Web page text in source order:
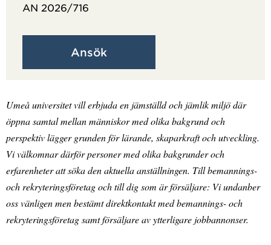
AN 2026/716
Ansök
Umeå universitet vill erbjuda en jämställd och jämlik miljö där
öppna samtal mellan människor med olika bakgrund och
perspektiv lägger grunden för lärande, skaparkraft och utveckling.
Vi välkomnar därför personer med olika bakgrunder och
erfarenheter att söka den aktuella anställningen. Till bemannings-
och rekryteringsföretag och till dig som är försäljare: Vi undanber
oss vänligen men bestämt direktkontakt med bemannings- och
rekryteringsföretag samt försäljare av ytterligare jobbannonser.